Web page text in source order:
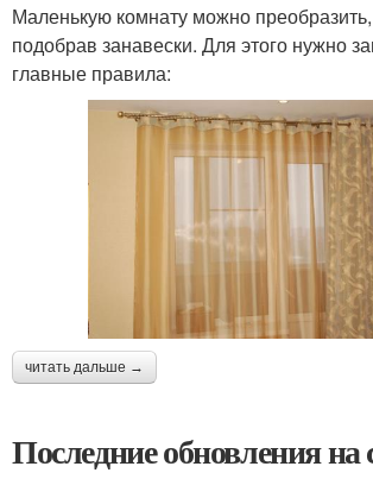
Маленькую комнату можно
подобрав занавески. Для этого нужно
главные правила:
читать дальше →
Последние обновления на